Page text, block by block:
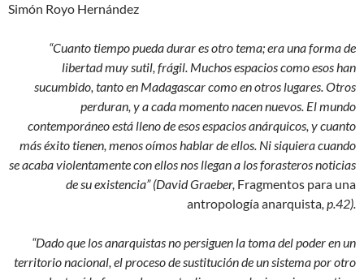
Simón Royo Hernández
“Cuanto tiempo pueda durar es otro tema; era una forma de
libertad muy sutil, frágil. Muchos espacios como esos han
sucumbido, tanto en Madagascar como en otros lugares. Otros
perduran, y a cada momento nacen nuevos. El mundo
contemporáneo está lleno de esos espacios anárquicos, y cuanto
más éxito tienen, menos oímos hablar de ellos. Ni siquiera cuando
se acaba violentamente con ellos nos llegan a los forasteros noticias
de su existencia” (David Graeber, Fragmentos para una
antropología anarquista, p.42).
“Dado que los anarquistas no persiguen la toma del poder en un
territorio nacional, el proceso de sustitución de un sistema por otro